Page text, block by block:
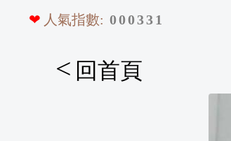
❤ 人氣指數: 000331
< 回首頁